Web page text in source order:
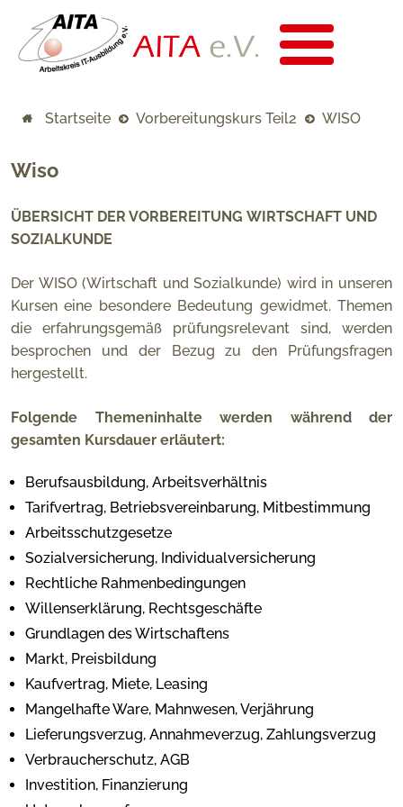
Startseite Vorbereitungskurs Teil2 WISO
Wiso
ÜBERSICHT DER VORBEREITUNG WIRTSCHAFT UND
SOZIALKUNDE
Der WISO (Wirtschaft und Sozialkunde) wird in unseren
Kursen eine besondere Bedeutung gewidmet. Themen
die erfahrungsgemäß prüfungsrelevant sind, werden
besprochen und der Bezug zu den Prüfungsfragen
hergestellt.
Folgende Themeninhalte werden während der
gesamten Kursdauer erläutert:
Berufsausbildung, Arbeitsverhältnis
Tarifvertrag, Betriebsvereinbarung, Mitbestimmung
Arbeitsschutzgesetze
Sozialversicherung, Individualversicherung
Rechtliche Rahmenbedingungen
Willenserklärung, Rechtsgeschäfte
Grundlagen des Wirtschaftens
Markt, Preisbildung
Kaufvertrag, Miete, Leasing
Mangelhafte Ware, Mahnwesen, Verjährung
Lieferungsverzug, Annahmeverzug, Zahlungsverzug
Verbraucherschutz, AGB
Investition, Finanzierung